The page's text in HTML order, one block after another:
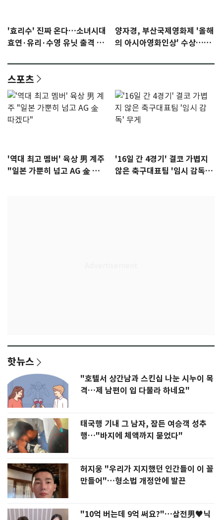
'효리수' 진짜 온다…소녀시대
효연·유리·수영 유닛 출격 [N
양자경, 부산국제영화제 '올해
의 아시아영화인상' 수상…15
스포츠
'역대 최고 멤버' 육상 男 계주
"일본 가뿐히 넘고 AG 金 따겠
'16일 간 4경기' 결코 가볍지
않은 축구대표팀 '임시 감독'
핫뉴스
"호텔서 상간남과 스킨십 나눈 시누이 목
격…제 남편이 입 다물라 하네요"
태국행 기내 그 남자, 잠든 여승객 성추
행…"바지에 체액까지 묻었다"
허지웅 "우리가 지지했던 인간들이 이 꼴
만들어"…형소법 개정안에 발끈
"10억 버는데 9억 써요?"…삼전男♥닉